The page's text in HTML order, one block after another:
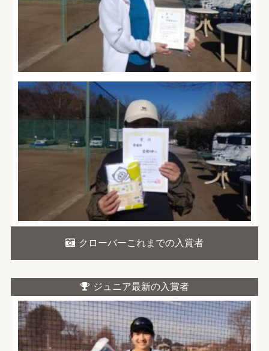
クローバーこれまでの入賞者
ジュニア最新の入賞者